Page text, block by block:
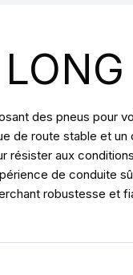
des pneus pour
de route stable et
aux
de conduite
robustesse et